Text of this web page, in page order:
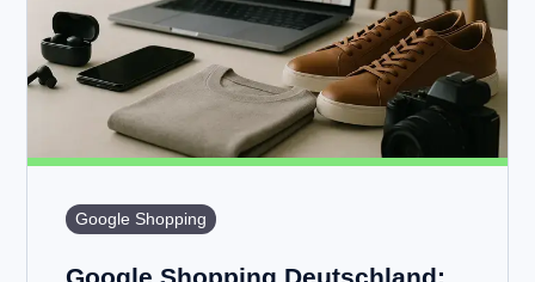
Google Shopping
Google Shopping Deutschland: